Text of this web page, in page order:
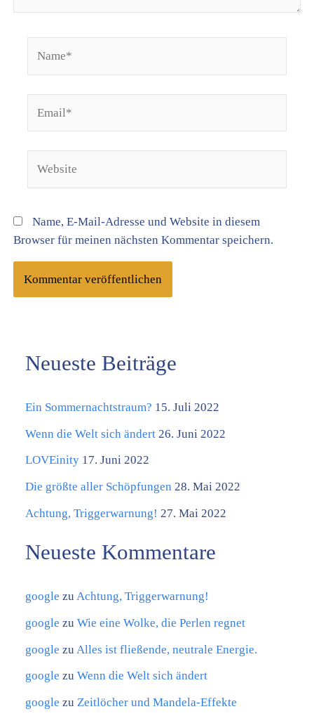
Name, E-Mail-Adresse und Website in diesem
Browser für meinen nächsten Kommentar speichern.
Neueste Beiträge
Ein Sommernachtstraum? 15. Juli 2022
Wenn die Welt sich ändert 26. Juni 2022
LOVEinity 17. Juni 2022
Die größte aller Schöpfungen 28. Mai 2022
Achtung, Triggerwarnung! 27. Mai 2022
Neueste Kommentare
google zuAchtung, Triggerwarnung!
google zuWie eine Wolke, die Perlen regnet
google zu Alles ist fließende, neutrale Energie.
google zuWenn die Welt sich ändert
google zuZeitlöcher und Mandela-Effekte
K
t
e
g
o
e